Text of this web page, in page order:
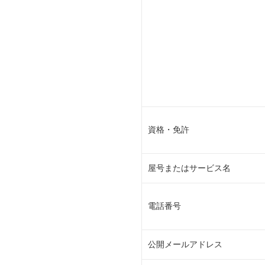
資格・免許
屋号またはサービス名
電話番号
公開メールアドレス